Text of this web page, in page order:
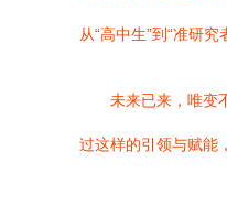
从“高中生”到“准研
未来已来，唯变
过这样的引领与赋能